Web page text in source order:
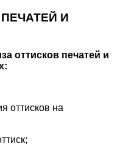
И
оттисков печатей и
оттисков на